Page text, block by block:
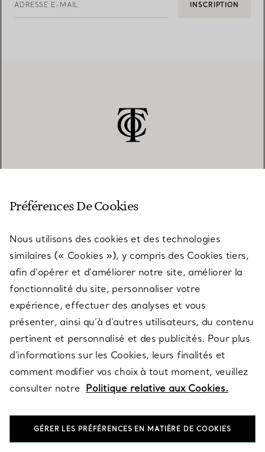
ADRESSE E-MAIL INSCRIPTION
SERVICES
À PROPOS
QUESTIONS LÉGALES
SUIVEZ-NOUS
Préférences De Cookies
Nous utilisons des cookies et des technologies
similaires (« Cookies »), y compris des Cookies tiers,
afin d’opérer et d’améliorer notre site, améliorer la
fonctionnalité du site, personnaliser votre
expérience, effectuer des analyses et vous
présenter, ainsi qu’à d’autres utilisateurs, du contenu
pertinent et personnalisé et des publicités. Pour plus
d’informations sur les Cookies, leurs finalités et
comment modifier vos choix à tout moment, veuillez
consulter notre Politique relative aux Cookies.
GÉRER LES PRÉFÉRENCES EN MATIÈRE DE COOKIES